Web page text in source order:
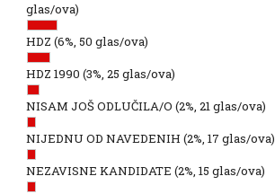
glas/ova)
HDZ (6%, 50 glas/ova)
HDZ 1990 (3%, 25 glas/ova)
NISAM JOŠ ODLUČILA/O (2%, 21 glas/ova)
NIJEDNU OD NAVEDENIH (2%, 17 glas/ova)
NEZAVISNE KANDIDATE (2%, 15 glas/ova)